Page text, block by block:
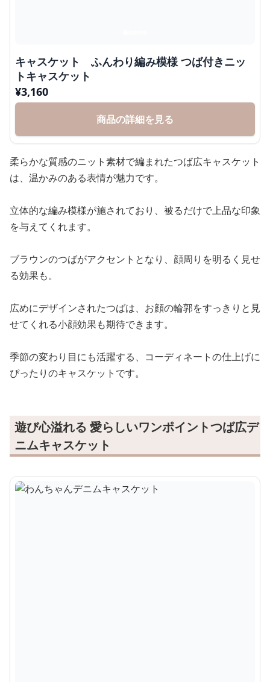
キャスケット ふんわり編み模様 つば付きニッ
トキャスケット
¥3,160
商品の詳細を見る
柔らかな質感のニット素材で編まれたつば広キャスケット
は、温かみのある表情が魅力です。
立体的な編み模様が施されており、被るだけで上品な印象
を与えてくれます。
ブラウンのつばがアクセントとなり、顔周りを明るく見せ
る効果も。
広めにデザインされたつばは、お顔の輪郭をすっきりと見
せてくれる小顔効果も期待できます。
季節の変わり目にも活躍する、コーディネートの仕上げに
ぴったりのキャスケットです。
遊び心溢れる 愛らしいワンポイントつば広デ
ニムキャスケット